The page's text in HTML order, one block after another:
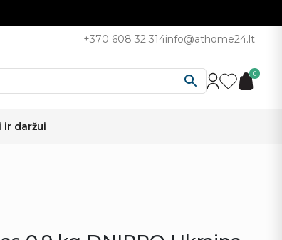
+370 608 32 314info@athome24.lt
0
ir daržui